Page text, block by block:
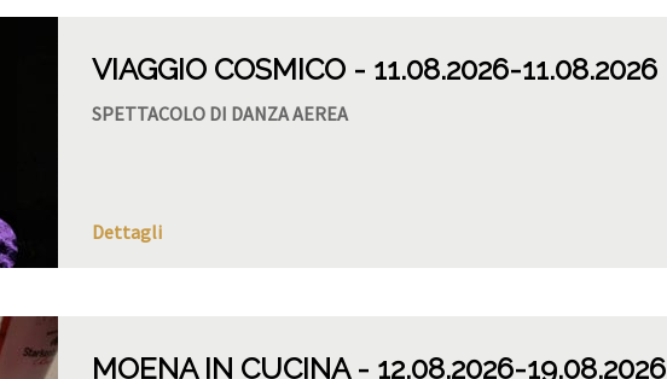
VIAGGIO COSMICO 11.08.2026-11.08.2026
SPETTACOLO DI DANZA AEREA
Dettagli
MOENA IN CUCINA 12.08.2026-19.08.2026